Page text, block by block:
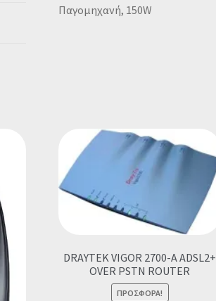
Παγομηχανή, 150W
DRAYTEK VIGOR 2700-A ADSL2+
OVER PSTN ROUTER
ΠΡΟΣΦΟΡΆ!